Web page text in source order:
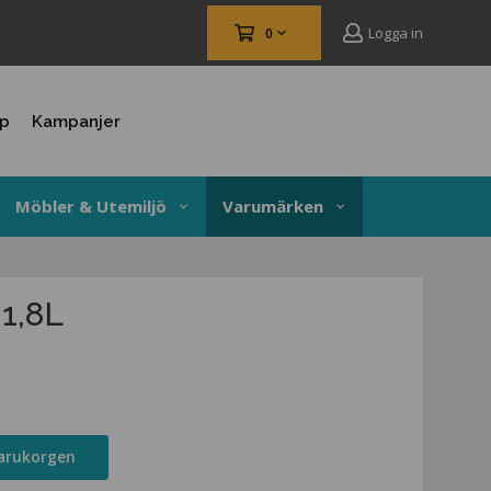
0 Logga in
Kampanjer
Möbler & Utemiljö Varumärken